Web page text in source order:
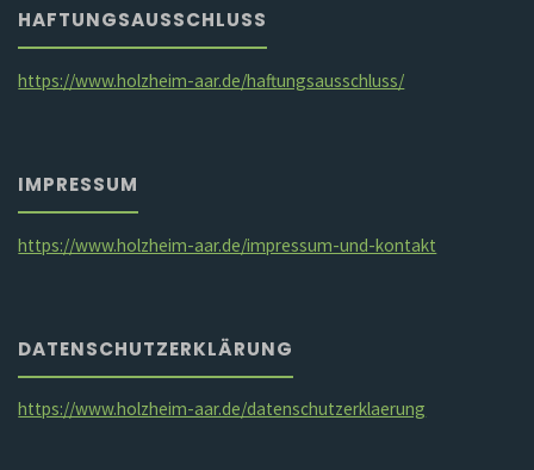
HAFTUNGSAUSSCHLUSS
https://www.holzheim-aar.de/haftungsausschluss/
IMPRESSUM
https://www.holzheim-aar.de/impressum-und-kontakt
DATENSCHUTZERKLÄRUNG
https://www.holzheim-aar.de/datenschutzerklaerung